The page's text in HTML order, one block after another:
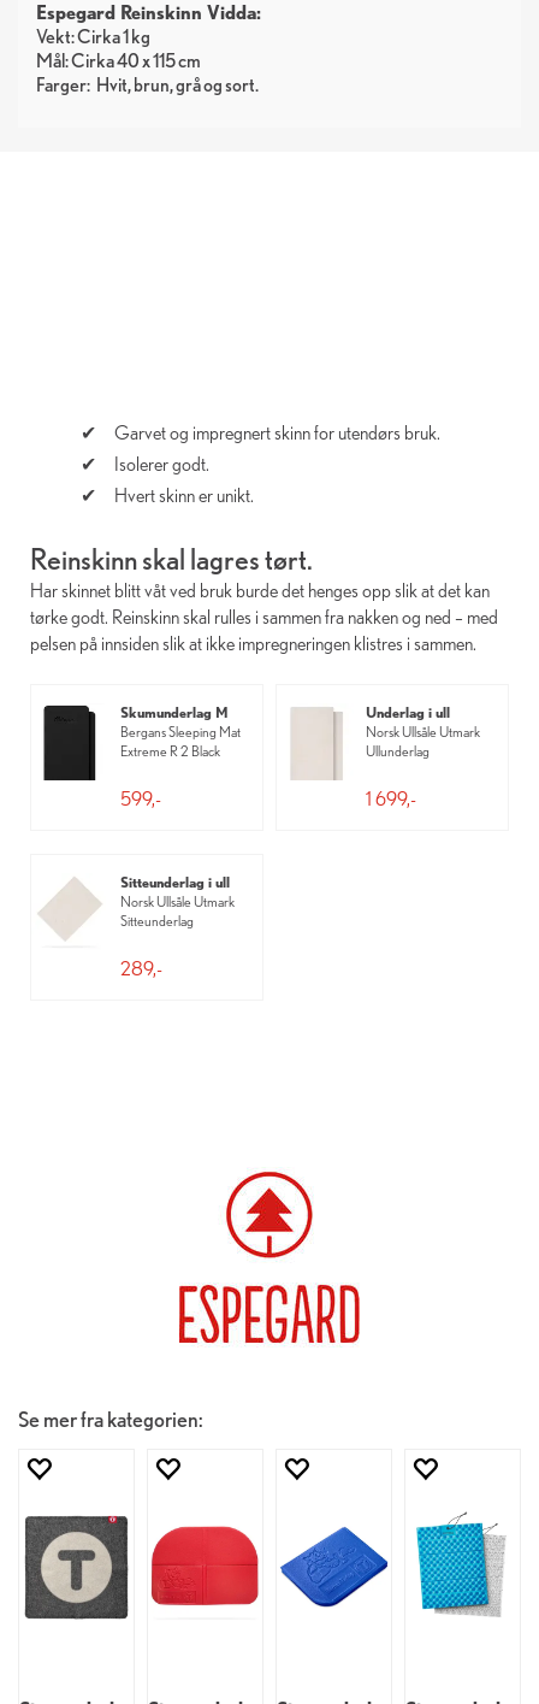
Espegard Reinskinn Vidda:
Vekt: Cirka 1 kg
Mål: Cirka 40 x 115 cm
Farger: Hvit brun grå sort
Garvet og impregnert skinn for utendørs bruk.
Isolerer godt.
Hvert skinn er unikt.
Reinskinn skal lagres tørt.
Har skinnet blitt våt ved bruk burde det henges opp slik at det kan
tørke godt. Reinskinn skal rulles i sammen fra nakken og ned – med
pelsen på innsiden slik at ikke impregneringen klistres i sammen.
Skumunderlag M
Bergans Sleeping Mat
Extreme R 2 Black
599,-
Underlag i ull
Norsk Ullsåle Utmark
Ullunderlag
1 699,-
Sitteunderlag i ull
Norsk Ullsåle Utmark
Sitteunderlag
289,-
Se mer fra kategorien: